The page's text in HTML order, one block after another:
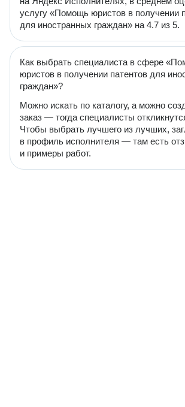
услугу «Помощь юристов в получении
для иностранных граждан» на 4.7 из 5.
Как выбрать специалиста в сфере
юристов в получении патентов для
граждан»?
Можно искать по каталогу, а можно
заказ — тогда специалисты
Чтобы выбрать лучшего из лучших,
в профиль исполнителя — там есть
и примеры работ.